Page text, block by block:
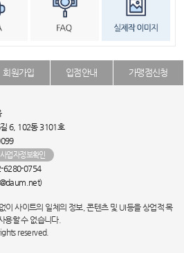
회원가입 입점안내 가맹점신청
6, 102동 3101호
사업자정보확인
6280-0754
이 사이트의 일체의 정보, 콘텐츠 및 UI등을 상업적 목
용할 수 없습니다.
reserved.